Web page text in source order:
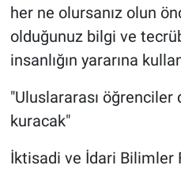
her ne olursanız olun
olduğunuz bilgi ve
insanlığın yararına
"Uluslararası
kuracak"
İktisadi ve İdari Bilimler